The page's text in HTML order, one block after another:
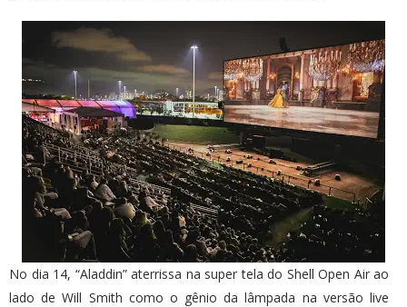
No dia 14, “Aladdin” aterrissa na super tela do Shell Open Air ao
lado de Will Smith como o gênio da lâmpada na versão live